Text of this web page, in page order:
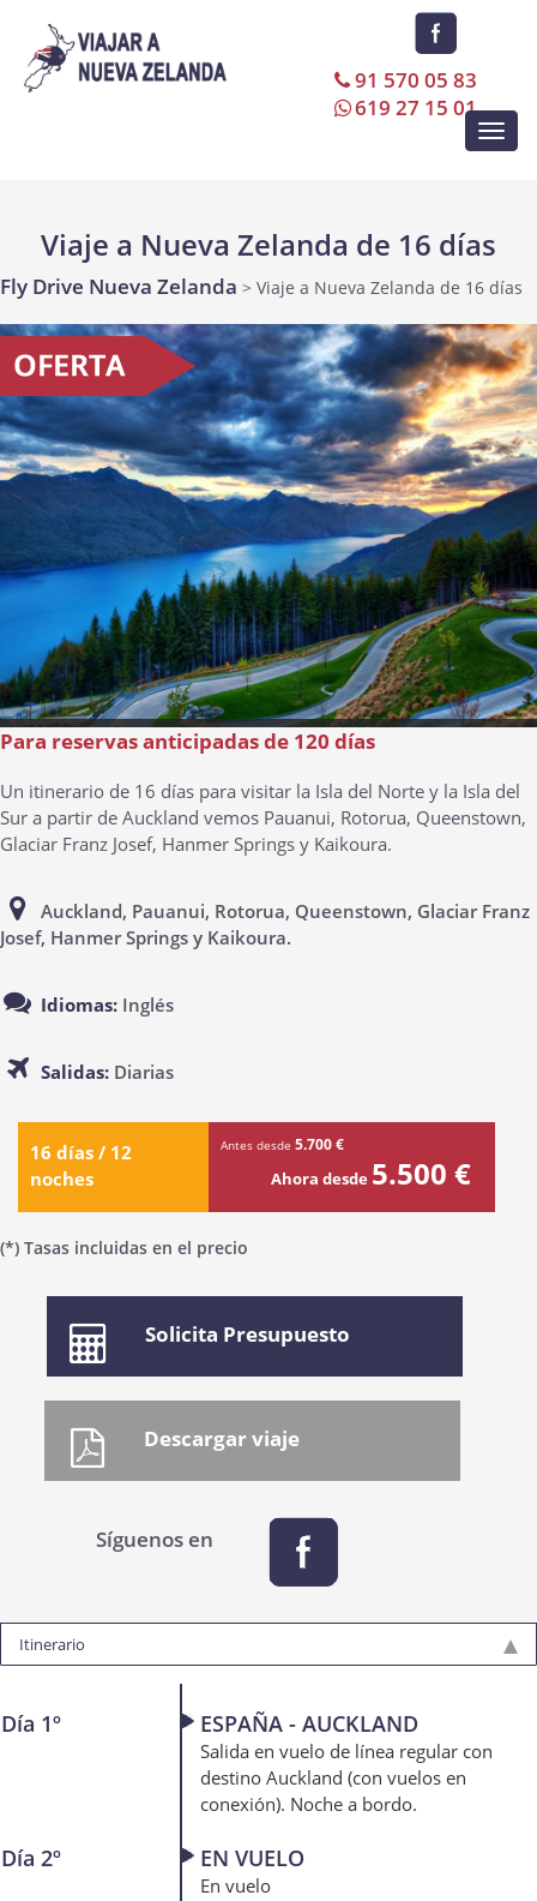
91 570 05 83
619 27 15 01
Viaje a Nueva Zelanda de 16 días
Fly Drive Nueva Zelanda > Viaje a Nueva Zelanda de 16 días
Para reservas anticipadas de 120 días
Un itinerario de 16 días para visitar la Isla del Norte y la Isla del
Sur a partir de Auckland vemos Pauanui, Rotorua, Queenstown,
Glaciar Franz Josef, Hanmer Springs y Kaikoura.
Auckland, Pauanui, Rotorua, Queenstown, Glaciar Franz
Josef, Hanmer Springs y Kaikoura.
Idiomas: Inglés
Salidas: Diarias
16 días / 12
noches
Antes desde5.700 €
Ahora desde 5.500 €
(*) Tasas incluidas en el precio
Solicita Presupuesto
Síguenos en
Itinerario
Día 1º ESPAÑA - AUCKLAND
Salida en vuelo de línea regular con
destino Auckland (con vuelos en
conexión). Noche a bordo.
Día 2º EN VUELO
En vuelo